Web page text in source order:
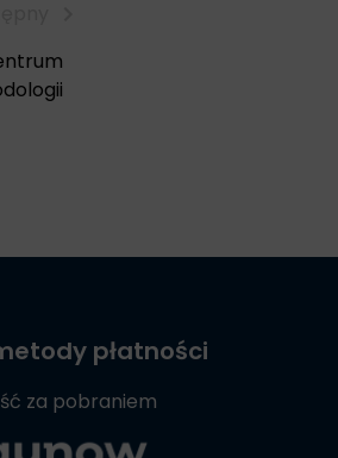
płatności
za pobraniem